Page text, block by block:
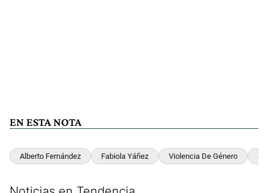
EN ESTA NOTA
Alberto Fernández Fabiola Yáñez Violencia De Género